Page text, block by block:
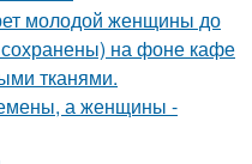
молодой женщины до
на фоне кафе
тканями.
а женщины -